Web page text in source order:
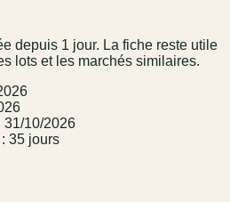
depuis 1 jour. La fiche reste utile
lots et les marchés similaires.
31/10/2026
35 jours